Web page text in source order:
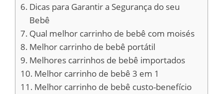
Dicas para Garantir a Segurança do seu
Bebê
Qual melhor carrinho de bebê com moisés
Melhor carrinho de bebê portátil
Melhores carrinhos de bebê importados
Melhor carrinho de bebê 3 em 1
Melhor carrinho de bebê custo-benefício